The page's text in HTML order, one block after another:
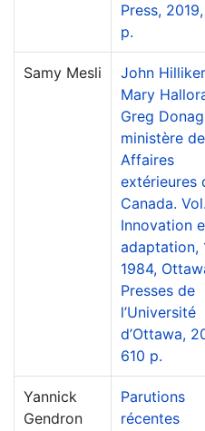
Press,
p.
Samy Mesli
John
Mary
Greg
ministère
Affaires
extérieures
Canada.
Innovation
adaptation,
1984,
Presses de
l’Université
d’Ottawa,
610 p.
Yannick
Gendron
Parutions
récentes